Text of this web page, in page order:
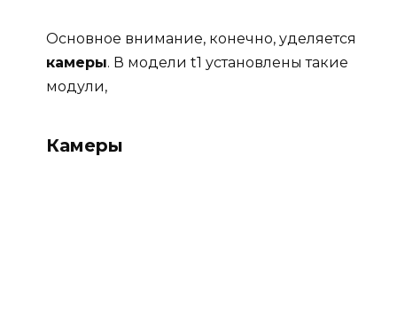
Основное внимание, конечно, уделяется
камеры. В модели t1 установлены такие
модули,
Камеры